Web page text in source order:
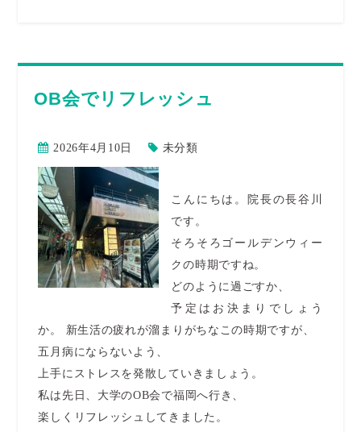
OB会でリフレッシュ
2026年4月10日 未分類
こんにちは。院長の長谷川
です。
そろそろゴールデンウィー
クの時期ですね。
どのように過ごすか、
予定はお決まりでしょう
か。 新生活の疲れが溜まりがちなこの時期ですが、
五月病にならないよう、
上手にストレスを発散していきましょう。
私は先日、⼤学のOB会で福岡へ行き、
楽しくリフレッシュしてきました。